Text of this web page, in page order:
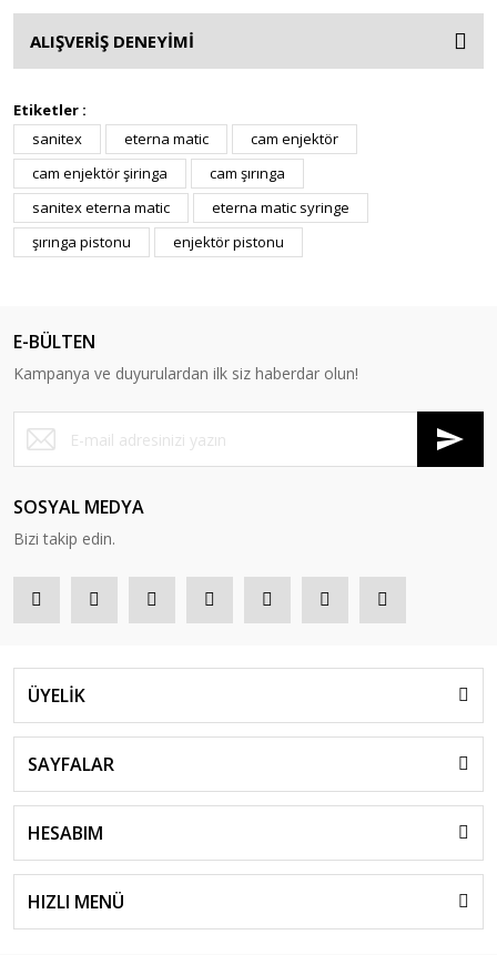
ALIŞVERİŞ DENEYİMİ
Etiketler :
sanitex
eterna matic
cam enjektör
cam enjektör şiringa
cam şırınga
sanitex eterna matic
eterna matic syringe
şırınga pistonu
enjektör pistonu
E-BÜLTEN
Kampanya ve duyurulardan ilk siz haberdar olun!
SOSYAL MEDYA
Bizi takip edin.
ÜYELİK
SAYFALAR
HESABIM
HIZLI MENÜ